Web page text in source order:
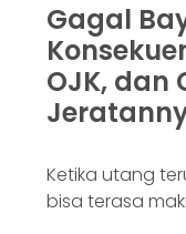
Gagal
OJK, dan
Ketika utang
bisa terasa